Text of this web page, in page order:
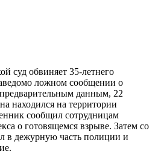
суд обвиняет 35-летнего
ложном сообщении о
данным, 22
находился на территории
сообщил сотрудницам
о готовящемся взрыве. Затем со
в дежурную часть полиции и